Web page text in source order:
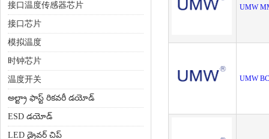
接口温度传感器芯片
接口芯片
模拟温度
时钟芯片
温度开关
అల్ట్రా ఫాస్ట్ రికవరీ డయోడ్
ESD డయోడ్
LED డ్రైవర్ చిప్
UMW
UMW